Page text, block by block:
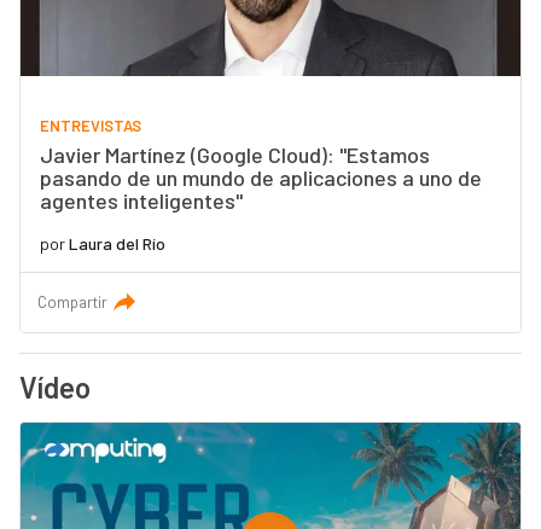
ENTREVISTAS
Javier Martínez (Google Cloud): "Estamos
pasando de un mundo de aplicaciones a uno de
agentes inteligentes"
porLaura del Río
Compartir
Vídeo